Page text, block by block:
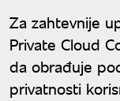
Za zahtevnije
Private Cloud
da obrađuje
privatnosti